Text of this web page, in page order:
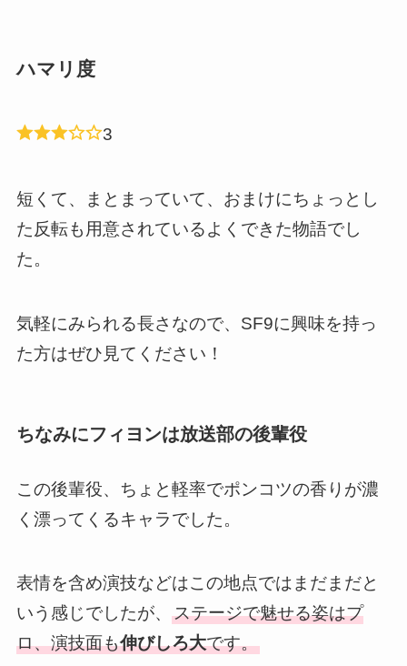
ハマリ度
3
短くて、まとまっていて、おまけにちょっとし
た反転も用意されているよくできた物語でし
た。
気軽にみられる長さなので、SF9に興味を持っ
た方はぜひ見てください！
ちなみにフィヨンは放送部の後輩役
この後輩役、ちょと軽率でポンコツの香りが濃
く漂ってくるキャラでした。
表情を含め演技などはこの地点ではまだまだと
いう感じでしたが、 ステージで魅せる姿はプ
ロ、演技面も伸びしろ大です。